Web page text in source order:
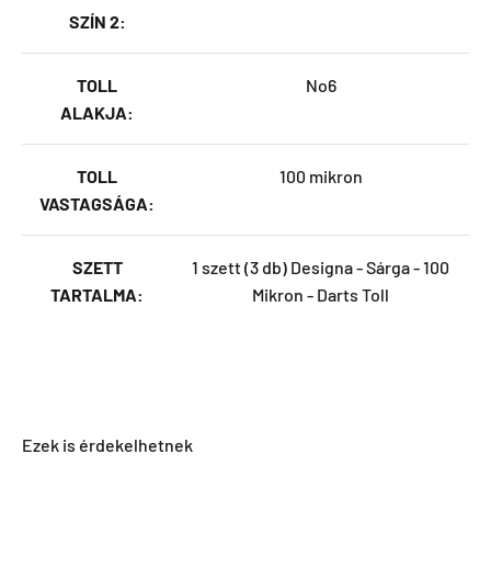
SZÍN 2:
TOLL
ALAKJA:
No6
TOLL
VASTAGSÁGA:
100 mikron
SZETT
TARTALMA:
1 szett (3 db) Designa - Sárga - 100
Mikron - Darts Toll